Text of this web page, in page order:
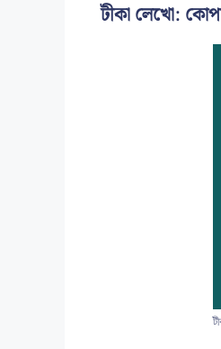
টীকা লেখো: